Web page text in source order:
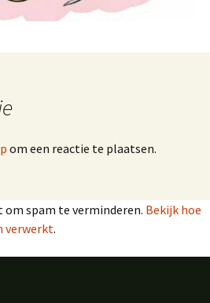
om een reactie te plaatsen.
spam te verminderen. Bekijk hoe
verwerkt.